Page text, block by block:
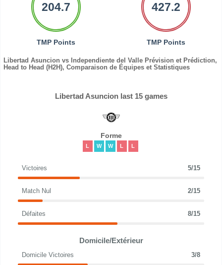
204.7
TMP Points
427.2
TMP Points
Libertad Asuncion vs Independiente del Valle Prévision et Prédiction,
Head to Head (H2H), Comparaison de Équipes et Statistiques
Libertad Asuncion last 15 games
Forme
L W W L L
Victoires 5/15
Match Nul 2/15
Défaites 8/15
Domicile/Extérieur
Domicile Victoires 3/8